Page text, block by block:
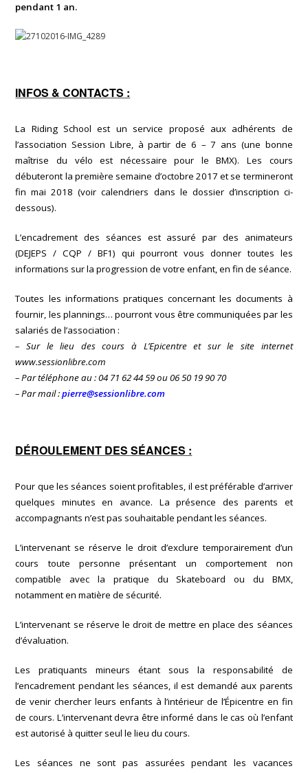
pendant 1 an.
INFOS & CONTACTS :
La Riding School est un service proposé aux adhérents de
l’association Session Libre, à partir de 6 – 7 ans (une bonne
maîtrise du vélo est nécessaire pour le BMX).
Les cours
débuteront la première semaine d’octobre 2017 et se termineront
fin mai 2018 (voir calendriers dans le dossier d’inscription ci-
dessous).
L’encadrement des séances est assuré par des animateurs
(DEJEPS / CQP / BF1) qui pourront vous donner toutes les
informations sur la progression de votre enfant, en fin de séance.
Toutes les informations pratiques concernant les documents à
fournir, les plannings… pourront vous être communiquées par les
salariés de l’association :
– Sur le lieu des cours à L’Epicentre et sur le site internet
www.sessionlibre.com
– Par téléphone au : 04 71 62 44 59 ou 06 50 19 90 70
– Par mail :pierre@sessionlibre.com
DÉROULEMENT DES SÉANCES :
Pour que les séances soient profitables, il est préférable d’arriver
quelques minutes en avance. La présence des parents et
accompagnants n’est pas souhaitable pendant les séances.
L’intervenant se réserve le droit d’exclure temporairement d’un
cours toute personne présentant un comportement non
compatible avec la pratique du Skateboard ou du BMX,
notamment en matière de sécurité.
L’intervenant se réserve le droit de mettre en place des séances
d’évaluation.
Les pratiquants mineurs étant sous la responsabilité de
l’encadrement pendant les séances, il est demandé aux parents
de venir chercher leurs enfants à l’intérieur de l’Épicentre en fin
de cours. L’intervenant devra être informé dans le cas où l’enfant
est autorisé à quitter seul le lieu du cours.
Les séances ne sont pas assurées pendant les vacances